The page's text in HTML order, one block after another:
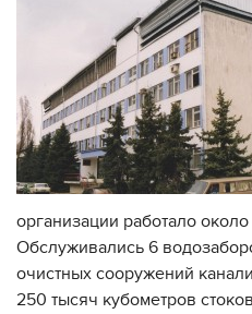
организации работало
Обслуживались 6
очистных сооружений
250 тысяч кубометров